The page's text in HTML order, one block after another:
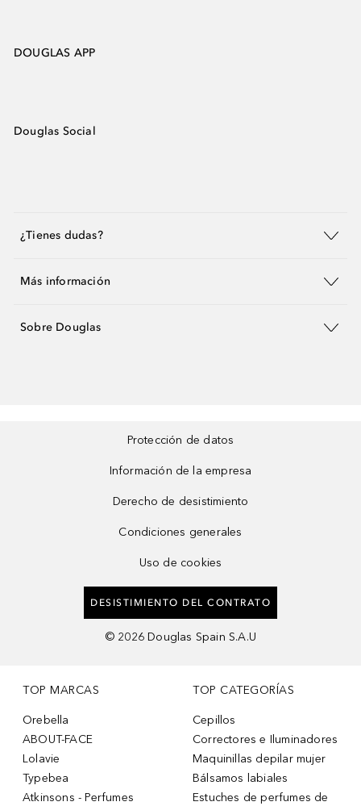
DOUGLAS APP
Douglas Social
¿Tienes dudas?
Más información
Sobre Douglas
Protección de datos
Información de la empresa
Derecho de desistimiento
Condiciones generales
Uso de cookies
DESISTIMIENTO DEL CONTRATO
© 2026 Douglas Spain S.A.U
TOP MARCAS
Orebella
ABOUT-FACE
Lolavie
Typebea
Atkinsons - Perfumes
TOP CATEGORÍAS
Cepillos
Correctores e Iluminadores
Maquinillas depilar mujer
Bálsamos labiales
Estuches de perfumes de